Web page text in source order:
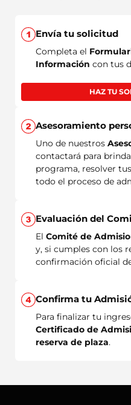
Envía tu solicitud
Completa el
Información con tus
HAZ TU
Asesoramiento
Uno de nuestros
contactará para
programa, resolver
todo el proceso de
Evaluación del
El Comité de
y, si cumples con los
confirmación oficial
Confirma tu
Para finalizar tu
Certificado de
reserva de plaza.